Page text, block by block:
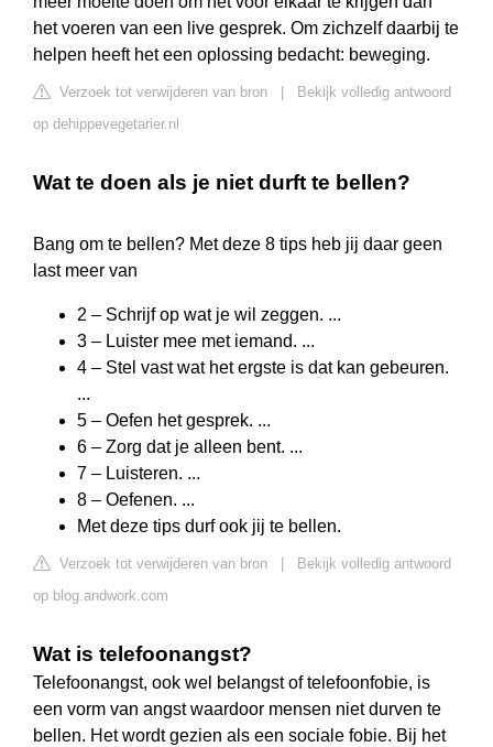
het voeren van een live gesprek. Om zichzelf daarbij te
helpen heeft het een oplossing bedacht: beweging.
Verzoek tot verwijderen van bron
Bekijk volledig antwoord
op dehippevegetarier.nl
Wat te doen als je niet durft te bellen?
Bang om te bellen? Met deze 8 tips heb jij daar geen
last meer van
2 – Schrijf op wat je wil zeggen. ...
3 – Luister mee met iemand. ...
4 – Stel vast wat het ergste is dat kan gebeuren.
...
5 – Oefen het gesprek. ...
6 – Zorg dat je alleen bent. ...
7 – Luisteren. ...
8 – Oefenen. ...
Met deze tips durf ook jij te bellen.
Verzoek tot verwijderen van bron
Bekijk volledig antwoord
op blog.andwork.com
Wat is telefoonangst?
Telefoonangst, ook wel belangst of telefoonfobie, is
een vorm van angst waardoor mensen niet durven te
bellen. Het wordt gezien als een sociale fobie. Bij het